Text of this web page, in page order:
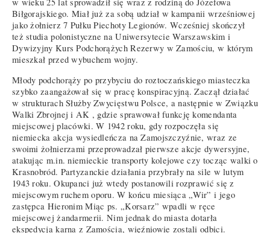
Biłgorajskiego. Miał już za sobą udział w kampanii wrześniowej
jako żołnierz 7 Pułku Piechoty Legionów. Wcześniej skończył
też studia polonistyczne na Uniwersytecie Warszawskim i
Dywizyjny Kurs Podchorążych Rezerwy w Zamościu, w którym
mieszkał przed wybuchem wojny.
Młody podchorąży po przybyciu do roztoczańskiego miasteczka
szybko zaangażował się w pracę konspiracyjną. Zaczął działać
w strukturach Służby Zwycięstwu Polsce, a następnie w Związku
Walki Zbrojnej i AK , gdzie sprawował funkcję komendanta
miejscowej placówki. W 1942 roku, gdy rozpoczęła się
niemiecka akcja wysiedleńcza na Zamojszczyźnie, wraz ze
swoimi żołnierzami przeprowadzał pierwsze akcje dywersyjne,
atakując m.in. niemieckie transporty kolejowe czy tocząc walki o
Krasnobród. Partyzanckie działania przybrały na sile w lutym
1943 roku. Okupanci już wtedy postanowili rozprawić się z
miejscowym ruchem oporu. W końcu miesiąca „Wir” i jego
zastępca Hieronim Miąc ps. „Korsarz” wpadli w ręce
miejscowej żandarmerii. Nim jednak do miasta dotarła
ekspedycja karna z Zamościa, więźniowie zostali odbici.